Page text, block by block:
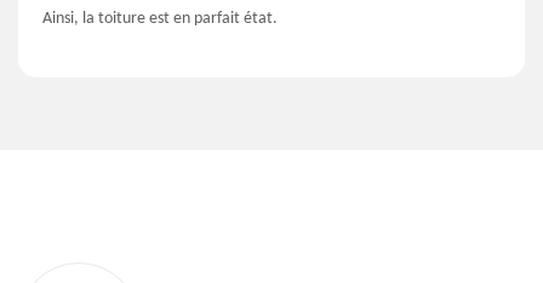
Ainsi, la toiture est en parfait état.